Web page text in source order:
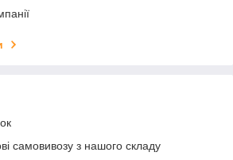
самовивозу з нашого складу